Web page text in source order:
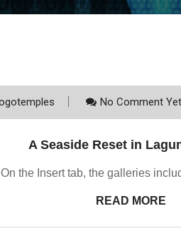
No Comment Yet
A Seaside Reset in
On the Insert tab, the galleries
READ MORE